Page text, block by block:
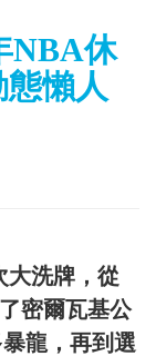
NBA休
懶人
大洗牌，從
密爾瓦基公
龍，再到選